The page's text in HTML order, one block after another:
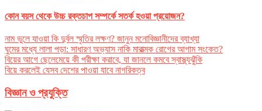
কোন বয়স থেকে উচ্চ রক্তচাপ সম্পর্কে সতর্ক হওয়া প্রয়োজন?
নাম ভুলে যাওয়া কি দুর্বল স্মৃতির লক্ষণ? জানুন মনোবিজ্ঞানীদের ব্যাখ্যা
ঘুমের মধ্যে লালা পড়া: সাধারণ অভ্যাস নাকি মারাত্মক রোগের আগাম সংকেত?
বিয়ের আগে ছেলেমেয়ে কী পরীক্ষা করাবে, যা জানলে কমবে স্বাস্থ্যঝুঁকি
বিয়ে করলেই যেসব দেশের পাওয়া যাবে নাগরিকত্ব
বিজ্ঞান ও প্রযুক্তি